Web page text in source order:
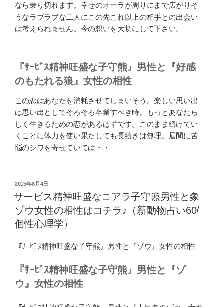
なら乗り切れます。幸せのオーラが周りにまで広がりそ
うなラブラブな二人にこの先これ以上の相手との出会い
は考えられません。今の想いを大切にして下さい。
『ｻｰﾋﾞｽ精神旺盛な子守熊』男性と『好感
のもたれる狼』女性の相性
この恋はあなたを消耗させてしまいそう。楽しい思い出
は思い出としてそろそろ卒業すべき時。もっとあなたら
しく生きるための恋があるはずです。このまま続けてい
くことに体力を使い果たしても長続きは無理。眉間に苦
悩のシワを寄せていては・・
投
稿
日:
2015年8月4日
サービス精神旺盛なコアラ子守熊男性と象
ゾウ女性の相性はコチラ♪（新動物占い60/
個性心理学）
『ｻｰﾋﾞｽ精神旺盛な子守熊』男性と『ゾウ』女性の相性
『ｻｰﾋﾞｽ精神旺盛な子守熊』男性と『ゾ
ウ』女性の相性